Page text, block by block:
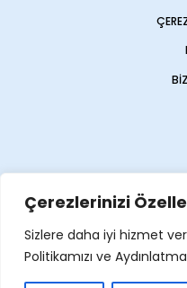
Çerezlerinizi
Sizlere daha iyi hizmet
Politikamızı ve
Web sitemizHaber Sitesi